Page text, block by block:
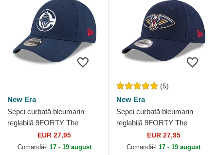
New Era
Șepci curbată bleumarin
reglabilă 9FORTY The
League de Los Angeles
Clippers NBA de New Era
EUR 27,95
Comandă-l 17 - 19 august
(5)
New Era
Șepci curbată bleumarin
reglabilă 9FORTY The
League de New Orleans
Pelicans NBA de New Era
EUR 27,95
Comandă-l 17 - 19 august